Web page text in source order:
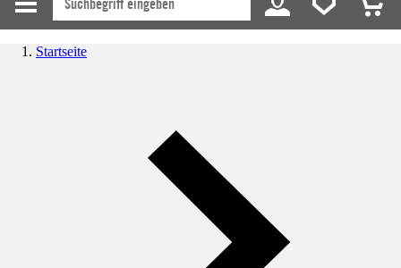
Startseite